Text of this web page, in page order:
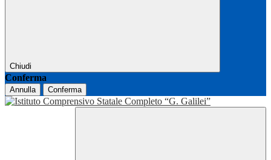
Chiudi
Conferma
Annulla Conferma